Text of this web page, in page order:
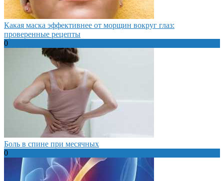
Какая маска эффективнее от морщин вокруг глаз:
проверенные рецепты
0
Боль в спине при месячных
0